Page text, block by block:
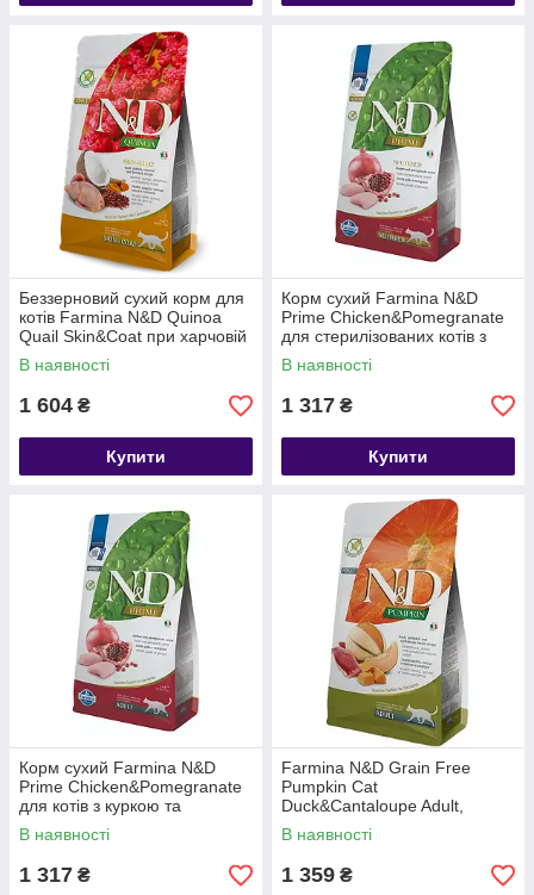
Беззерновий сухий корм для
котів Farmina N&D Quinoa
Quail Skin&Coat при харчовій
алергії, перепілка та кіноа,
1.5 кг
В наявності
1 604 ₴
Купити
Корм сухий Farmina N&D
Prime Chicken&Pomegranate
для стерилізованих котів з
куркою та гранатом 1.5 кг
В наявності
1 317 ₴
Купити
Корм сухий Farmina N&D
Prime Chicken&Pomegranate
для котів з куркою та
гранатом 1.5 кг
В наявності
1 317 ₴
Farmina N&D Grain Free
Pumpkin Cat
Duck&Cantaloupe Adult,
гарбуз, качка та диня, 1,5 кг
В наявності
1 359 ₴